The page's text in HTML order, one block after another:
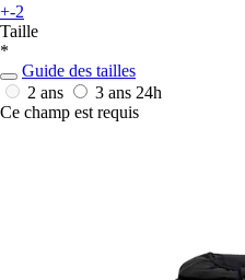
+-2
Taille
*
Guide des tailles
2 ans
3 ans 24h
Ce champ est requis